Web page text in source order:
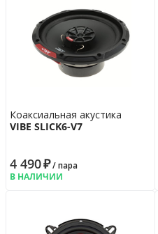
Коаксиальная акустика
VIBE SLICK6-V7
4 490₽/ пара
В НАЛИЧИИ